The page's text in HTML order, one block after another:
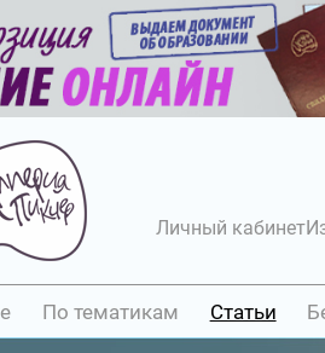
Личный кабинет
По тематикам Статьи